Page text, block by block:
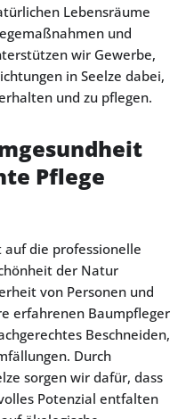
Lebensräume
und
wir Gewerbe,
in Seelze dabei,
und zu pflegen.
Pflege
auf die professionelle
der Natur
von Personen und
erfahrenen Baumpfleger
Beschneiden,
Durch
sorgen wir dafür, dass
Potenzial entfalten